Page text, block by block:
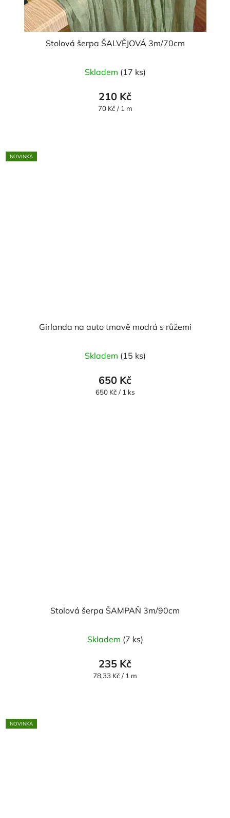
Stolová šerpa ŠALVĚJOVÁ 3m/70cm
hodnocení
produktu
je
Skladem (17 ks)
210 Kč
Měrná
70 Kč / 1 m
NOVINKA
Girlanda na auto tmavě modrá s růžemi
Skladem (15 ks)
650 Kč
Měrná
650 Kč / 1 ks
Stolová šerpa ŠAMPAŇ 3m/90cm
Skladem (7 ks)
235 Kč
Měrná
78,33 Kč / 1 m
NOVINKA